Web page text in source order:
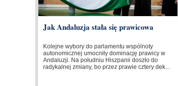
Jak Andaluzja stała się prawicowa
Kolejne wybory do parlamentu wspólnoty
autonomicznej umocniły dominację prawicy w
Andaluzji. Na południu Hiszpanii doszło do
radykalnej zmiany, bo przez prawie cztery dek...